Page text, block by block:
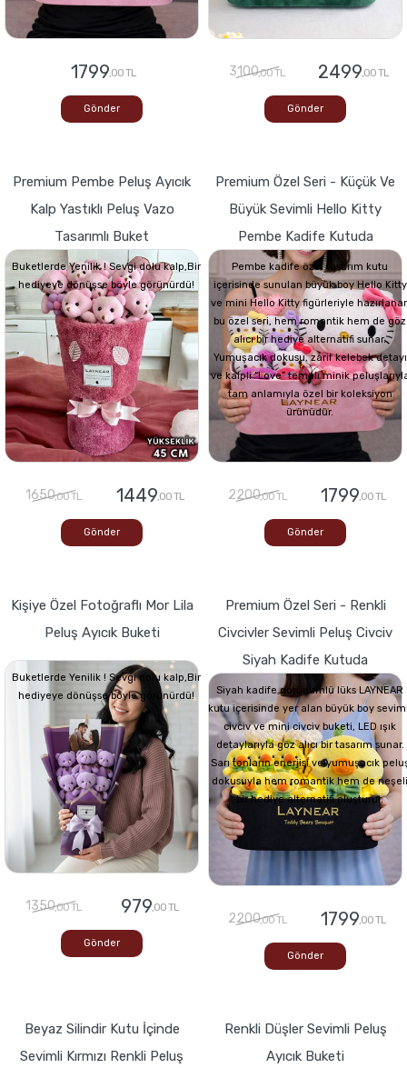
1799,00 TL
Gönder
3100,00 TL 2499,00 TL
Gönder
Premium Pembe Peluş Ayıcık
Kalp Yastıklı Peluş Vazo
Tasarımlı Buket
Buketlerde Yenilik ! Sevgi dolu kalp,Bir
hediyeye dönüşse böyle görünürdü!
1650,00 TL 1449,00 TL
Gönder
Premium Özel Seri - Küçük Ve
Büyük Sevimli Hello Kitty
Pembe Kadife Kutuda
Pembe kadife özel tasarım kutu
içerisinde sunulan büyük boy Hello Kitty
ve mini Hello Kitty figürleriyle
bu özel seri, hem romantik hem de göz
alıcı bir hediye alternatifi sunar.
Yumuşacık dokusu, zarif kelebek detayı
ve kalpli “Love” temalı minik
tam anlamıyla özel bir koleksiyon
ürünüdür.
2200,00 TL 1799,00 TL
Gönder
Kişiye Özel Fotoğraflı Mor Lila
Peluş Ayıcık Buketi
Buketlerde Yenilik ! Sevgi dolu kalp,Bir
hediyeye dönüşse böyle görünürdü!
1350,00 TL 979,00 TL
Gönder
Premium Özel Seri - Renkli
Civcivler Sevimli Peluş Civciv
Siyah Kadife Kutuda
Siyah kadife görünümlü lüks LAYNEAR
kutu içerisinde yer alan büyük boy
civciv ve mini civciv buketi, LED ışık
detaylarıyla göz alıcı bir tasarım sunar.
Sarı tonların enerjisi ve yumuşacık
dokusuyla hem romantik hem de neşeli
bir hediye alternatifi oluşturur.
2200,00 TL 1799,00 TL
Gönder
Beyaz Silindir Kutu İçinde
Sevimli Kırmızı Renkli Peluş
Renkli Düşler Sevimli Peluş
Ayıcık Buketi